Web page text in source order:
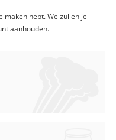
hebt. We zullen je
aanhouden.